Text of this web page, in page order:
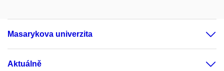
Masarykova univerzita
Aktuálně